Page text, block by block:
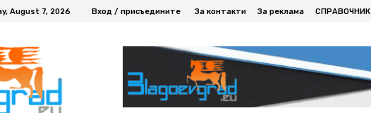
August 7, 2026 Вход / присъедините За контакти За реклама СПРАВОЧНИК